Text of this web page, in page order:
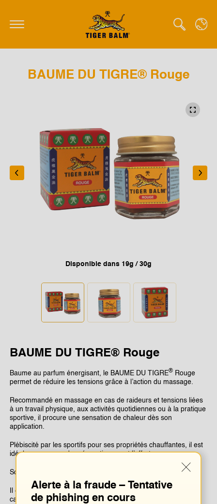
GLOBAL
GERMANY
HONG KONG SAR
JAPAN
MIDDLE EAST
NETHERLANDS
UNITED KINGDOM
UNITED STATES
BAUME DU TIGRE® Rouge
Baume au parfum énergisant, le BAUME DU TIGRE® Rouge
permet de réduire les tensions grâce à l’action du massage.
Recommandé en massage en cas de raideurs et tensions liées
à un travail physique, aux activités quotidiennes ou à la pratique
sportive, il procure une sensation de chaleur dès son
application.
Plébiscité par les sportifs pour ses propriétés chauffantes, il est
idéal en massage de préparation avant l’effort.
Son format en baume permet une application ciblée.
Il est reconnaissable grâce à son parfum emblématique et
caractéristique aux notes de camphre et de cannelle.
BAUME DU TIGRE® Rouge
Disponible dans 19g / 30g
Alerte à la fraude – Tentative
de phishing en cours